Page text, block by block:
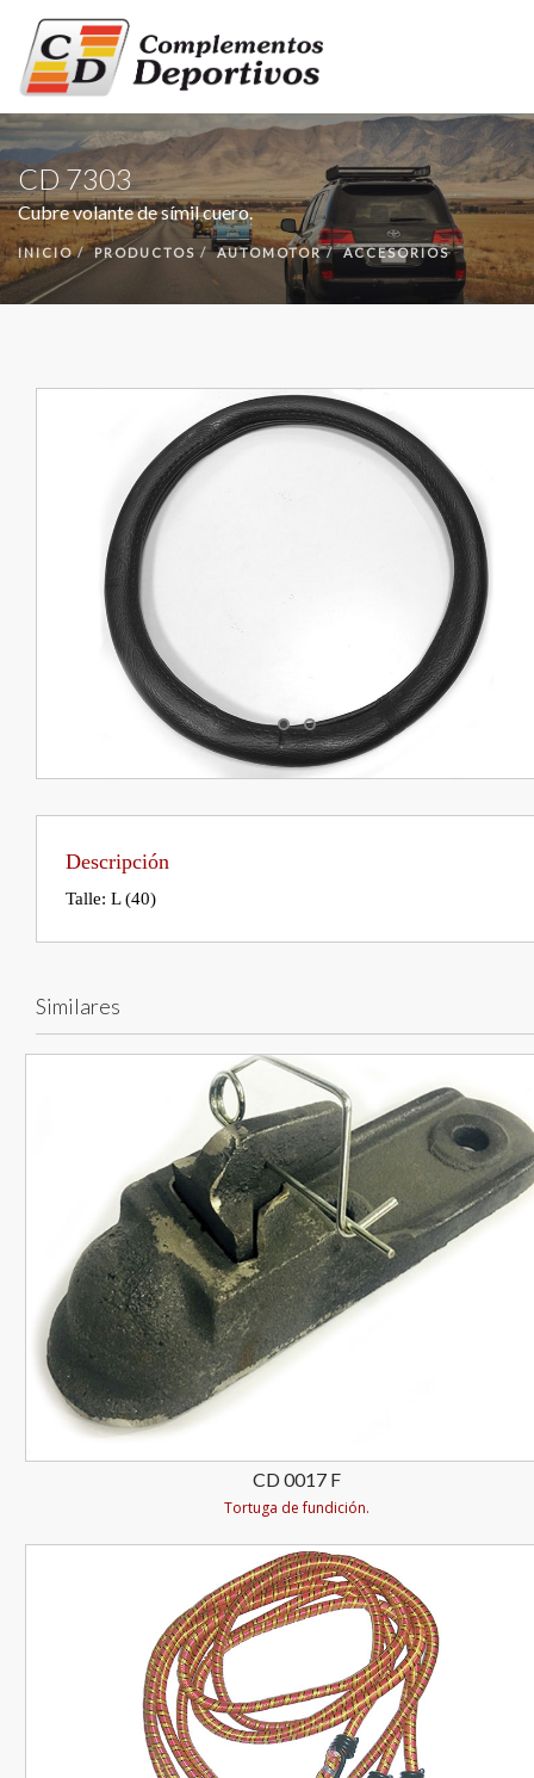
INICIO
PRODUCTOS
NUESTRA EMPRESA
CONTACTO
CD 7303
Cubre volante de símil cuero.
INICIO PRODUCTOS AUTOMOTOR ACCESORIOS
Descripción
Talle: L (40)
Similares
CD 0017 F
Tortuga de fundición.